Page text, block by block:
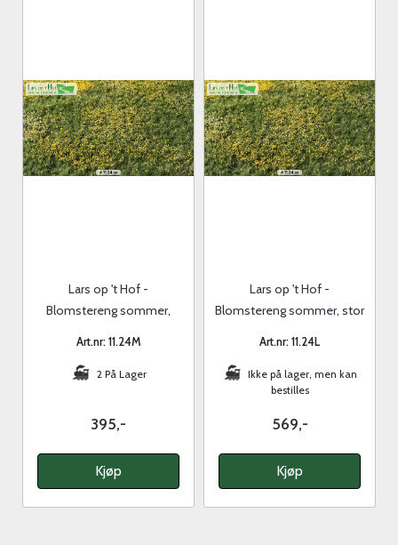
Lars op 't Hof -
Blomstereng sommer,
Art.nr: 11.24M
2 På Lager
395,-
Kjøp
Lars op 't Hof -
Blomstereng sommer, stor
Art.nr: 11.24L
Ikke på lager, men kan
bestilles
569,-
Kjøp